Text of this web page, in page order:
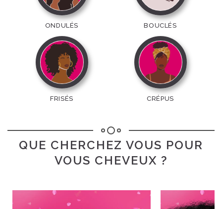
ONDULÉS BOUCLÉS
FRISÉS CRÉPUS
QUE CHERCHEZ VOUS POUR
VOUS CHEVEUX ?